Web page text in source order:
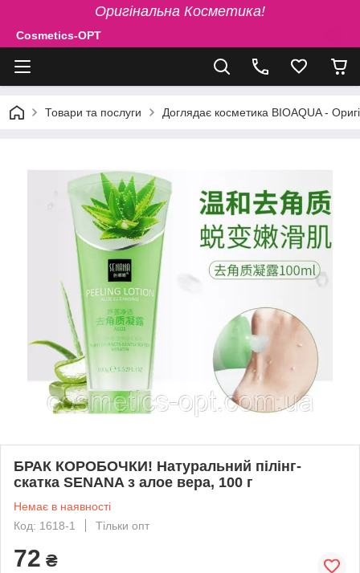
Оригінальна Косметика!
Cosmetics-OPT
Товари та послуги Доглядає косметика BIOAQUA -
БРАК КОРОБОЧКИ! Натуральний пілінг-
скатка SENANA з алое вера, 100 г
Немає в наявності
Код: 1618-1
Тільки опт
72 ₴